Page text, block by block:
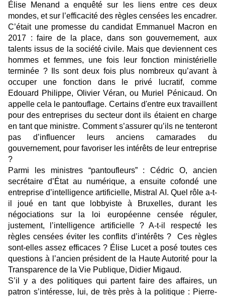
Élise Menand a enquêté sur les liens entre ces deux
mondes, et sur l’efficacité des règles censées les encadrer.
C’était une promesse du candidat Emmanuel Macron en
2017 : faire de la place, dans son gouvernement, aux
talents issus de la société civile. Mais que deviennent ces
hommes et femmes, une fois leur fonction ministérielle
terminée ? Ils sont deux fois plus nombreux qu’avant à
occuper une fonction dans le privé lucratif, comme
Edouard Philippe, Olivier Véran, ou Muriel Pénicaud. On
appelle cela le pantouflage. Certains d'entre eux travaillent
pour des entreprises du secteur dont ils étaient en charge
en tant que ministre. Comment s’assurer qu’ils ne tenteront
pas d’influencer leurs anciens camarades du
gouvernement, pour favoriser les intérêts de leur entreprise
?
Parmi les ministres “pantoufleurs” : Cédric O, ancien
secrétaire d’État au numérique, a ensuite cofondé une
entreprise d’intelligence artificielle, Mistral AI. Quel rôle a-t-
il joué en tant que lobbyiste à Bruxelles, durant les
négociations sur la loi européenne censée réguler,
justement, l’intelligence artificielle ? A-t-il respecté les
règles censées éviter les conflits d’intérêts ? Ces règles
sont-elles assez efficaces ? Élise Lucet a posé toutes ces
questions à l’ancien président de la Haute Autorité pour la
Transparence de la Vie Publique, Didier Migaud.
S’il y a des politiques qui partent faire des affaires, un
patron s’intéresse, lui, de très près à la politique : Pierre-